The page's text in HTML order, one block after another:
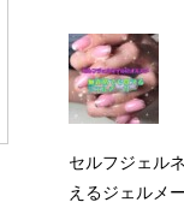
セルフジェル
えるジェルメ